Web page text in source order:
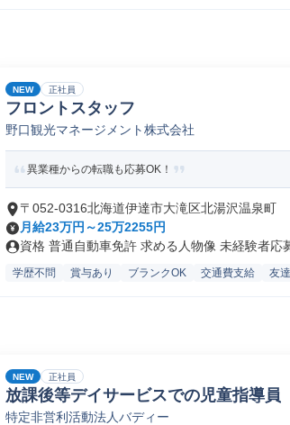
NEW 正社員
フロントスタッフ
野口観光マネージメント株式会社
異業種からの転職も応募OK！
〒052-0316北海道伊達市大滝区北湯沢温泉町
月給23万円～25万2255円
資格 普通自動車免許 求める人物像 未経験者応
学歴不問 賞与あり ブランクOK 交通費支給 友
NEW 正社員
放課後等デイサービスでの児童指導員
特定非営利活動法人バディー